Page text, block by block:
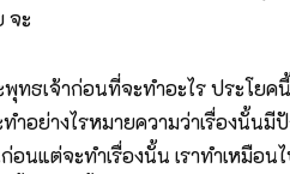
จะ
พุทธเจ้าก่อนที่จะทำอะไร ประโย
ำอย่างไรหมายความว่าเรื่องนั้น
นแต่จะทำเรื่องนั้น เราทำเหมือน